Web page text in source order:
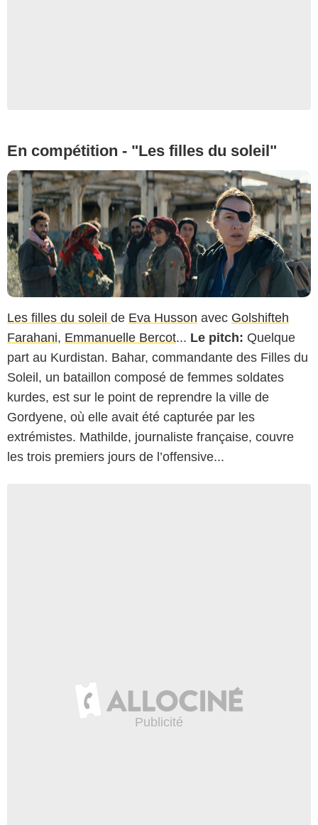
En compétition - "Les filles du soleil"
Les filles du soleil de Eva Husson avec Golshifteh
Farahani, Emmanuelle Bercot... Le pitch: Quelque
part au Kurdistan. Bahar, commandante des Filles du
Soleil, un bataillon composé de femmes soldates
kurdes, est sur le point de reprendre la ville de
Gordyene, où elle avait été capturée par les
extrémistes. Mathilde, journaliste française, couvre
les trois premiers jours de l’offensive...